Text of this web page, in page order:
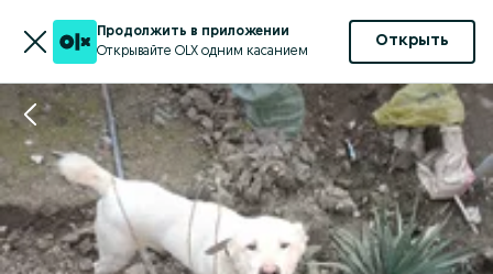
Продолжить в приложении
Открывайте OLX одним касанием
Открыть